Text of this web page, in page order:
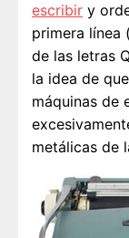
escribir y
primera línea
de las letras
la idea de
máquinas de
metálicas de